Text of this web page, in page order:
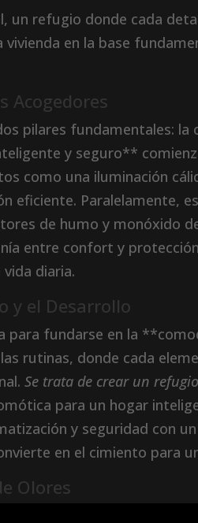
un refugio donde cada
en la base
Acogedores
pilares fundamentales: la
y seguro**
como una iluminación
eficiente. Paralelamente,
de humo y monóxido
entre confort y
diaria.
y el Desarrollo
fundarse en la
rutinas, donde cada
Se trata de crear un
para un hogar
y seguridad con
en el cimiento para
Olores